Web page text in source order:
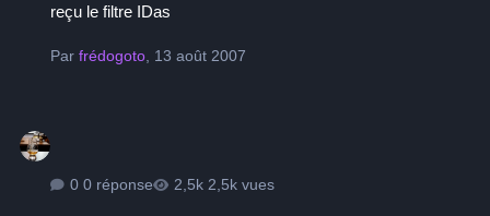
reçu le filtre IDas
Parfrédogoto, 13 août 2007
0 réponse 2,5k vues